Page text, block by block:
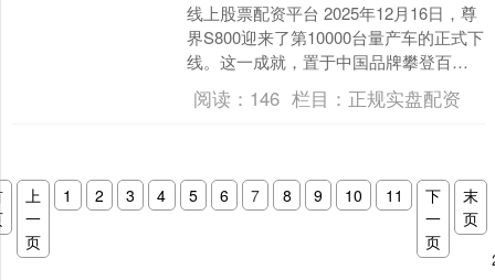
线上股票配资平台 2025年12月16日，尊
界S800迎来了第10000台量产车的正式下
线。这一成就，置于中国品牌攀登百万
级豪华车巅峰的征程中审视，分量非
凡。它....
阅读： 146 栏目： 正规实盘配资
上
一
页
1 2 3 4 5 6 7 8 9 10 11
下
一
页
末
页